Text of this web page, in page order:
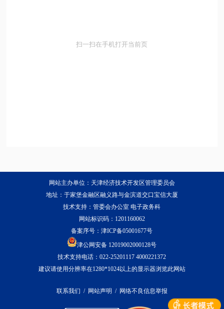
扫一扫在手机打开当前页
网站主办单位：天津经济技术开发区管理委员会
地址：于家堡金融区融义路与金滨道交口宝信大厦
技术支持：管委会办公室 电子政务科
网站标识码：1201160062
备案序号：津ICP备05001677号
津公网安备 12019002000128号
技术支持电话：022-25201117 4000221372
建议请使用分辨率在1280*1024以上的显示器浏览此网站
联系我们 / 网站声明 / 网络不良信息举报